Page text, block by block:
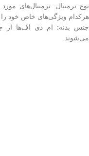
نوع ترمینال: ترمینال‌های
هرکدام ویژگی‌های خاص خود را
جنس بدنه: ام دی اف‌ها از
می‌شوند.